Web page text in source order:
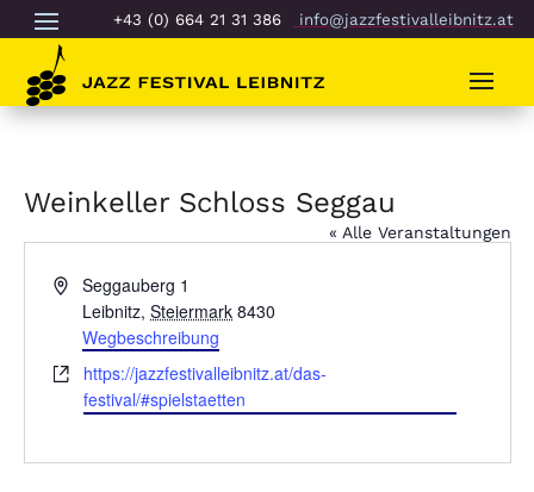
+43 (0) 664 21 31 386 info@jazzfestivalleibnitz.at
Weinkeller Schloss Seggau
« Alle Veranstaltungen
AdresseSeggauberg 1
Leibnitz, Steiermark 8430
Wegbeschreibung
Webseite
https://jazzfestivalleibnitz.at/das-
festival/#spielstaetten